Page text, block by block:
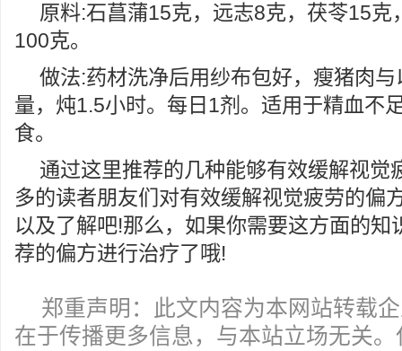
原料:石菖蒲15克，远志8克，茯苓15克
100克。
做法:药材洗净后用纱布包好，瘦猪肉
量，炖1.5小时。每日1剂。适用于精血不
食。
通过这里推荐的几种能够有效缓解视觉
多的读者朋友们对有效缓解视觉疲劳的偏
以及了解吧!那么，如果你需要这方面的知
荐的偏方进行治疗了哦!
郑重声明：此文内容为本网站转载
在于传播更多信息，与本站立场无关